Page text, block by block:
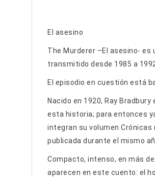
El asesino
The Murderer –El asesino- es
transmitido desde 1985 a
El episodio en cuestión está
Nacido en 1920, Ray
esta historia; para entonces
integran su volumen
publicada durante el mismo
Compacto, intenso, en más
aparecen en este cuento: el